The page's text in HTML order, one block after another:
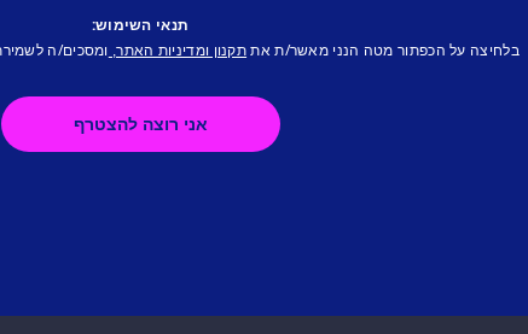
תנאי השימוש:
בלחיצה על הכפתור מטה הנני מאשר/ת את תקנון ומדיניות האתר, ומסכים/ה